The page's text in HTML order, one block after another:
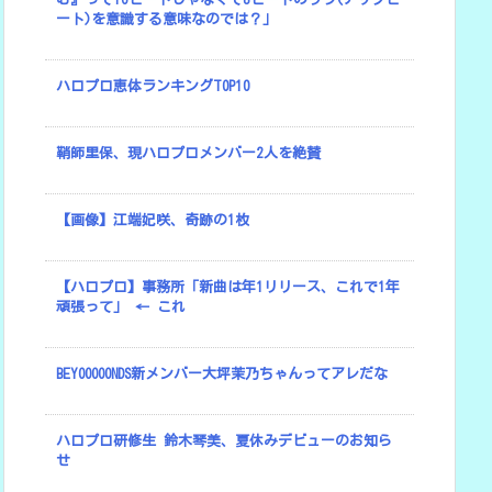
ート)を意識する意味なのでは？」
ハロプロ恵体ランキングTOP10
鞘師里保、現ハロプロメンバー2人を絶賛
【画像】江端妃咲、奇跡の1枚
【ハロプロ】事務所「新曲は年1リリース、これで1年
頑張って」 ← これ
BEYOOOOONDS新メンバー大坪茉乃ちゃんってアレだな
ハロプロ研修生 鈴木琴美、夏休みデビューのお知ら
せ